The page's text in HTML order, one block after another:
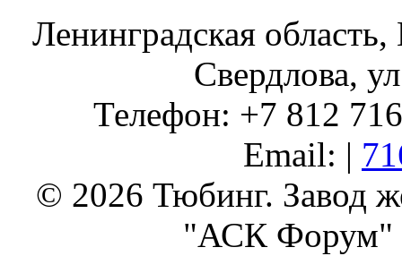
Ленинградская
Свердлова,
Телефон: +7 812
Email: |
© 2026 Тюбинг. Завод
"АСК Форум"